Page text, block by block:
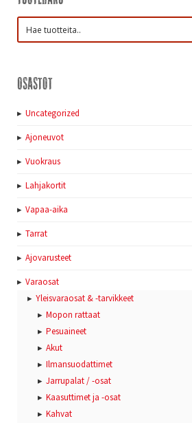
Osastot
Uncategorized
Ajoneuvot
Vuokraus
Lahjakortit
Vapaa-aika
Tarrat
Ajovarusteet
Varaosat
Yleisvaraosat & -tarvikkeet
Mopon rattaat
Pesuaineet
Akut
Ilmansuodattimet
Jarrupalat / -osat
Kaasuttimet ja -osat
Kahvat